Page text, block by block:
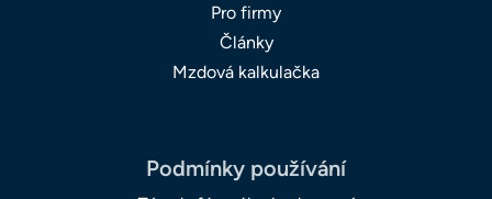
Pro firmy
Články
Mzdová kalkulačka
Podmínky používání